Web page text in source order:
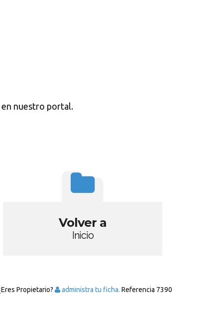
en nuestro portal.
Volver a
Inicio
Propietario? administra tu ficha. Referencia 7390